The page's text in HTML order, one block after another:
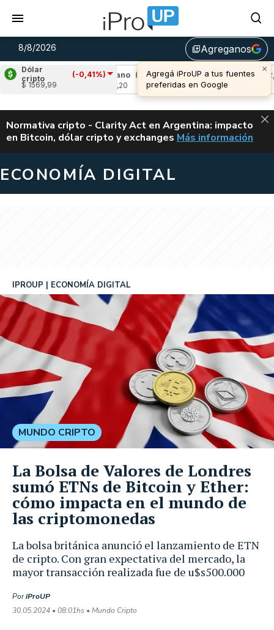
8/8/2026 library_addAgreganos
×
Agregá iProUP a tus fuentes
preferidas en Google
Dólar
cripto
(-0,41%)
$ 1569,99
Cardano
(0,76%)
Avalanche
u$s 6,53
ALERTA
Normativa cripto - Clarity Act en Argentina: impacto
en Bitcoin, dólar cripto y exchanges CLARITY ACT EN
Más información
ECONOMÍA DIGITAL
La bolsa británica anunció el lanzamiento de ETN
de cripto. Con gran expectativa del mercado, la
mayor transacción realizada fue de u$s500.000
IPROUP ECONOMÍA DIGITAL
PoriProUP
30.05.2024 • 08:01hs • Mundo Cripto
MUNDO CRIPTO
La Bolsa de Valores de Londres
sumó ETNs de Bitcoin y Ether:
cómo impacta en el mundo de
las criptomonedas